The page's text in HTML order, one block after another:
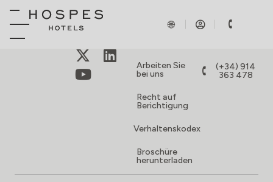
Arbeiten Sie
bei uns
Recht auf
Berichtigung
Verhaltenskodex
Broschüre
herunterladen
(+34) 914
363 478